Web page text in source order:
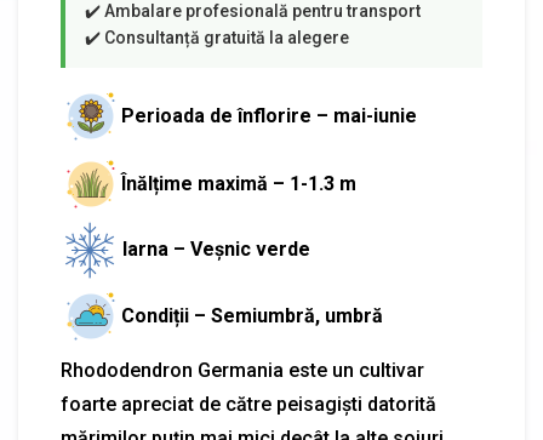
Perioada de înflorire – mai-iunie
Înălțime maximă – 1-1.3 m
Iarna – Veșnic verde
Condiții – Semiumbră, umbră
Rhododendron Germania este un cultivar
foarte apreciat de către peisagiști datorită